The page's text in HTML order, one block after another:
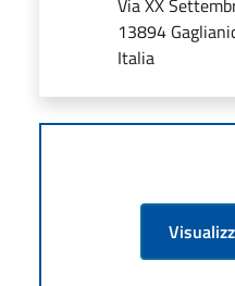
Via XX
13894
Italia